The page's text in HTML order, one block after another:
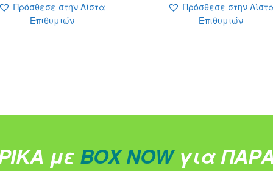
Πρόσθεσε στην Λίστα
Επιθυμιών
Πρόσθεσε στην
Επιθυμιών
με BOX NOW για